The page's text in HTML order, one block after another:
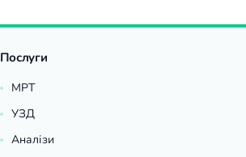
Послуги
МРТ
УЗД
Аналізи